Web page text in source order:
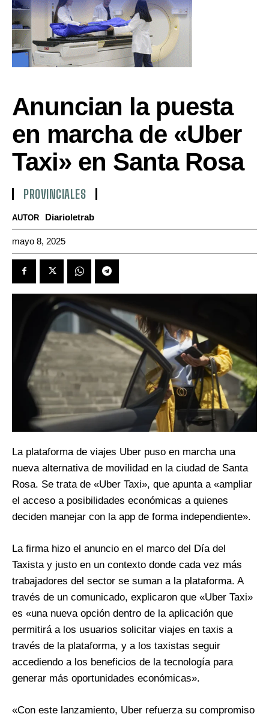
Anuncian la puesta
en marcha de «Uber
Taxi» en Santa Rosa
PROVINCIALES
AUTOR Diarioletrab
mayo 8, 2025
La plataforma de viajes Uber puso en marcha una
nueva alternativa de movilidad en la ciudad de Santa
Rosa. Se trata de «Uber Taxi», que apunta a «ampliar
el acceso a posibilidades económicas a quienes
deciden manejar con la app de forma independiente».
La firma hizo el anuncio en el marco del Día del
Taxista y justo en un contexto donde cada vez más
trabajadores del sector se suman a la plataforma. A
través de un comunicado, explicaron que «Uber Taxi»
es «una nueva opción dentro de la aplicación que
permitirá a los usuarios solicitar viajes en taxis a
través de la plataforma, y a los taxistas seguir
accediendo a los beneficios de la tecnología para
generar más oportunidades económicas».
«Con este lanzamiento, Uber refuerza su compromiso